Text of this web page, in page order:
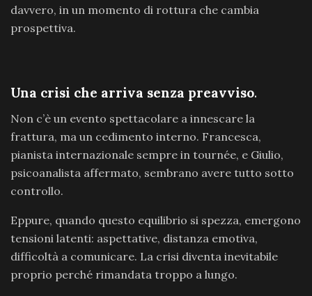
davvero, in un momento di rottura che cambia
prospettiva.
Una crisi che arriva senza preavviso.
Non c’è un evento spettacolare a innescare la
frattura, ma un cedimento interno. Francesca,
pianista internazionale sempre in tournée, e Giulio,
psicoanalista affermato, sembrano avere tutto sotto
controllo.
Eppure, quando questo equilibrio si spezza, emergono
tensioni latenti: aspettative, distanza emotiva,
difficoltà a comunicare. La crisi diventa inevitabile
proprio perché rimandata troppo a lungo.